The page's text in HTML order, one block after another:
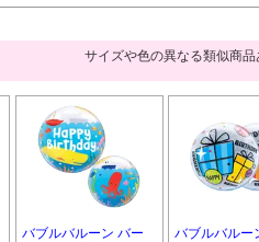
サイズや色の異なる類似商
バブルバルーン バー バブルバルー